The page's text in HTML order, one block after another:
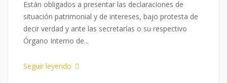
Están obligados a presentar las declaraciones de
situación patrimonial y de intereses, bajo protesta de
decir verdad y ante las secretarías o su respectivo
Órgano Interno de...
Seguir leyendo